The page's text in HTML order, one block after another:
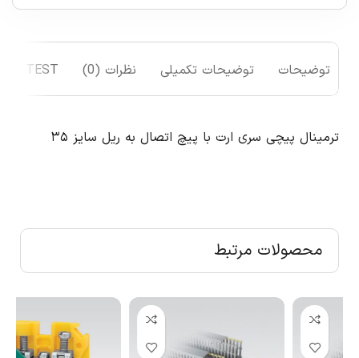
توضیحات توضیحات تکمیلی نظرات (0) TEST
ترمینال پیچی سری ارت با پیچ اتصال به ریل سایز ۳۵
محصولات مرتبط